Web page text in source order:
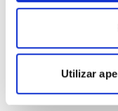
Utilizar